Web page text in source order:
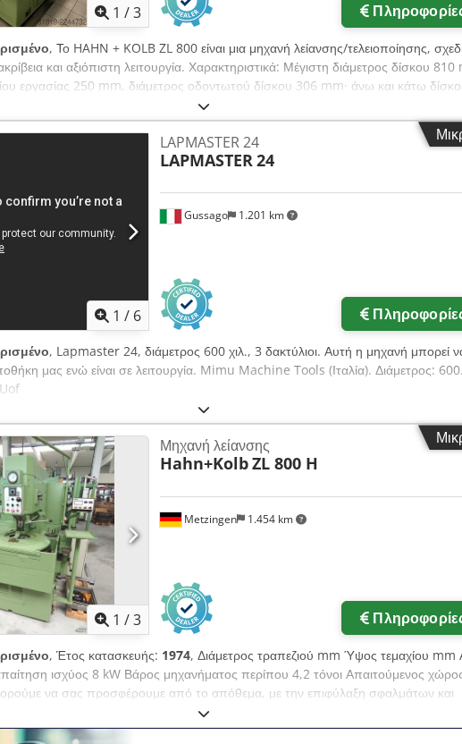
1 /3
, Το HAHN + KOLB ZL 800 είναι μια μηχανή λείανσης/τελειοποίησης,
και αξιόπιστη λειτουργία. Χαρακτηριστικά: Μέγιστη διάμετρος δίσκου
εργασίας 250 mm, διάμετρος οδοντωτού δίσκου 306 mm· άνω και κάτω
λεπτό – 84 στροφές/λεπτό. Τεχνικά χαρακτηριστικά: Κύριος κινητήρας 3,0/4,0 kW,
ισχύς 11 kW, βάρος περίπου 3500 kg, διαστάσεις Μ1720 x Π2100 x Υ2100
Σετ δίσκων λείανσης, σύστημα ψύξης. Επιτυγχάνει αυστηρές ανοχές· ιδανικό
την ωρολογοποιία, τις μηχανές εργαλείων, την αεροναυπηγική και την ιατρική
1 / 6
Gussago 1.201 km
LAPMASTER 24
LAPMASTER24
, Lapmaster 24, διάμετρος 600 χιλ., 3 δακτύλιοι. Αυτή η μηχανή μπορεί
μας ενώ είναι σε λειτουργία. Mimu Machine Tools (Ιταλία). Διάμετρος: 600.
1 /3
Metzingen 1.454 km
Μηχανή λείανσης
Hahn+KolbZL 800 H
, Έτος κατασκευής: 1974, Διάμετρος τραπεζιού mm Ύψος τεμαχίου mm
ισχύος 8 kW Βάρος μηχανήματος περίπου 4,2 τόνοι Απαιτούμενος
να σας προσφέρουμε από το απόθεμα, με την επιφύλαξη σφαλμάτων και
χωρίς υποχρέωση: HAHN & KOLB Μηχανή λείανσης και λείανσης διπλής
περίπου 1974 240 024 _____ Δίσκος λείανσης/λείανσης Ø 755 - 810 mm